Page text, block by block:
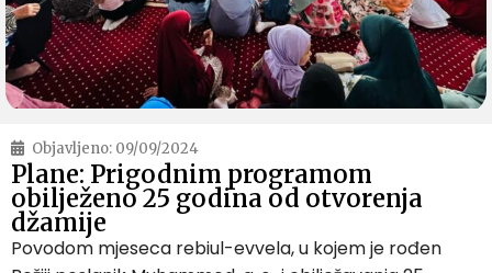
Objavljeno: 09/09/2024
Plane: Prigodnim programom
obilježeno 25 godina od otvorenja
džamije
Povodom mjeseca rebiul-evvela, u kojem je rođen